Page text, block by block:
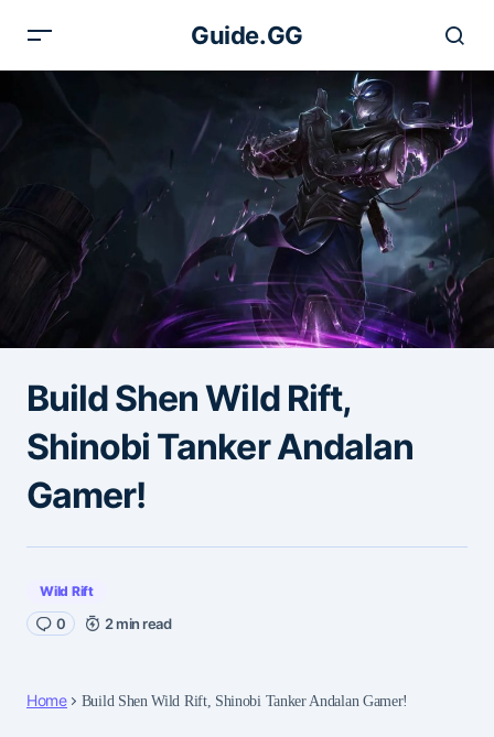
Guide.GG
Build Shen Wild Rift,
Shinobi Tanker Andalan
Gamer!
Wild Rift
0 2 min read
Home Build Shen Wild Rift, Shinobi Tanker Andalan Gamer!